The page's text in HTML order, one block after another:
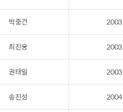
박중건
최진웅
권태일
송진성